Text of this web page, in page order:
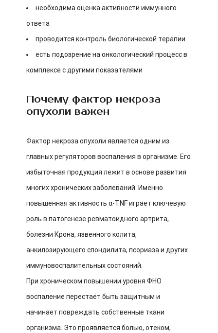
необходима оценка активности иммунного
ответа
проводится контроль биологической терапии
есть подозрение на онкологический процесс в
комплексе с другими показателями
Почему фактор некроза
опухоли важен
Фактор некроза опухоли является одним из
главных регуляторов воспаления в организме. Его
избыточная продукция лежит в основе развития
многих хронических заболеваний. Именно
повышенная активность α-TNF играет ключевую
роль в патогенезе ревматоидного артрита,
болезни Крона, язвенного колита,
анкилозирующего спондилита, псориаза и других
иммуновоспалительных состояний.
При хроническом повышении уровня ФНО
воспаление перестаёт быть защитным и
начинает повреждать собственные ткани
организма. Это проявляется болью, отеком,